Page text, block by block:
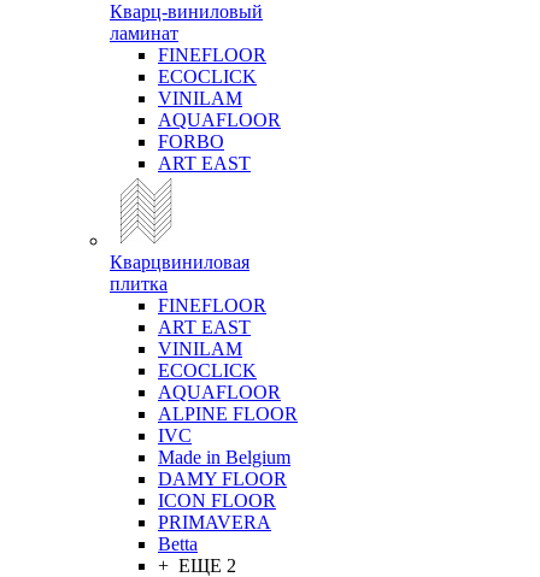
Кварц-виниловый
ламинат
FINEFLOOR
ECOCLICK
VINILAM
AQUAFLOOR
FORBO
ART EAST
Кварцвиниловая
плитка
FINEFLOOR
ART EAST
VINILAM
ECOCLICK
AQUAFLOOR
ALPINE FLOOR
IVC
Made in Belgium
DAMY FLOOR
ICON FLOOR
PRIMAVERA
Betta
+ ЕЩЕ 2